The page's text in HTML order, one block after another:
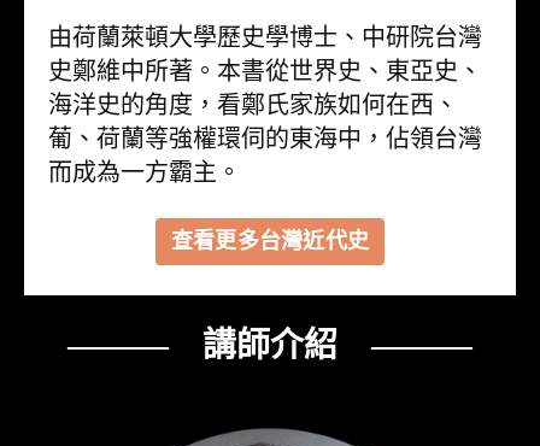
由荷蘭萊頓大學歷史學博士、中研院台灣
史鄭維中所著。本書從世界史、東亞史、
海洋史的角度，看鄭氏家族如何在西、
葡、荷蘭等強權環伺的東海中，佔領台灣
而成為一方霸主。
查看更多台灣近代史
——— 講師介紹 ———